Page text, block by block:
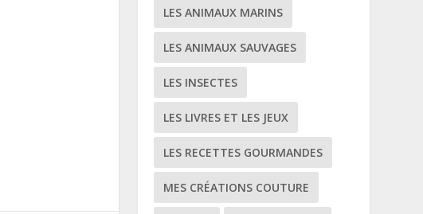
LES ANIMAUX MARINS
LES ANIMAUX SAUVAGES
LES INSECTES
LES LIVRES ET LES JEUX
LES RECETTES GOURMANDES
MES CRÉATIONS COUTURE